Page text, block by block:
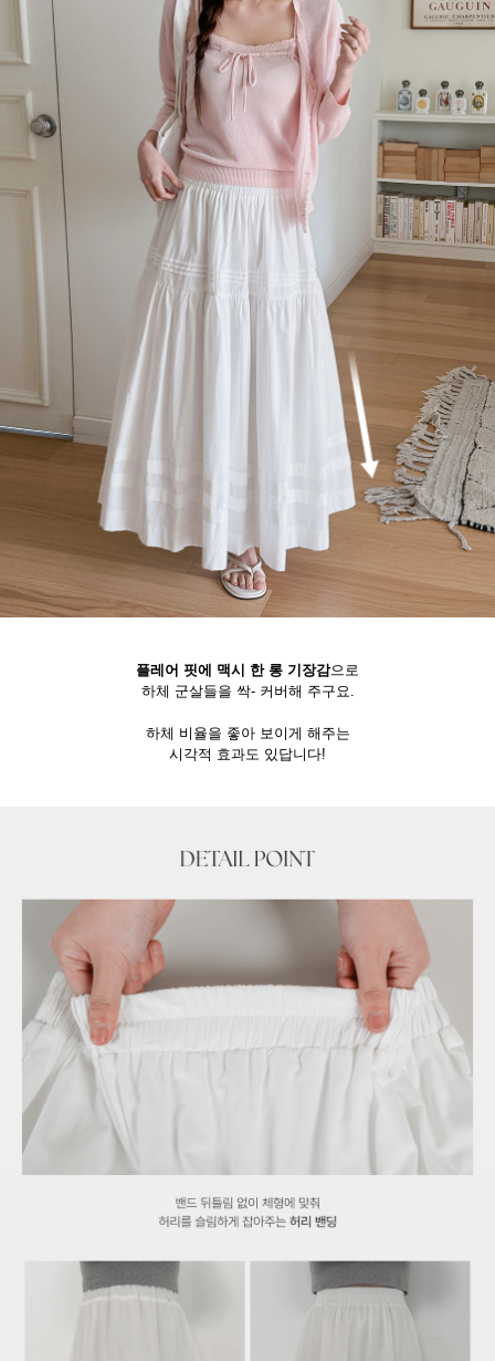
플레어 핏에 맥시 한 롱 기장감으로
하체 군살들을 싹- 커버해 주구요.
하체 비율을 좋아 보이게 해주는
시각적 효과도 있답니다!